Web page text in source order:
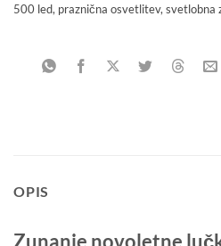
500 led, praznična osvetlitev, svetlobna
OPIS
Zunanje novoletne